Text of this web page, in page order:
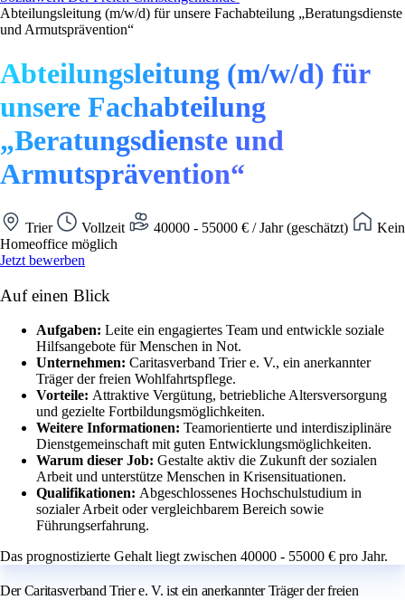
Abteilungsleitung (m/w/d) für unsere Fachabteilung „Beratungsdienste
und Armutsprävention“
Abteilungsleitung (m/w/d) für
unsere Fachabteilung
„Beratungsdienste und
Armutsprävention“
Trier Vollzeit 40000 - 55000 € / Jahr (geschätzt)
Kein
Homeoffice möglich
Jetzt bewerben
Auf einen Blick
Aufgaben: Leite ein engagiertes Team und entwickle soziale
Hilfsangebote für Menschen in Not.
Unternehmen: Caritasverband Trier e. V., ein anerkannter
Träger der freien Wohlfahrtspflege.
Vorteile: Attraktive Vergütung, betriebliche Altersversorgung
und gezielte Fortbildungsmöglichkeiten.
Weitere Informationen: Teamorientierte und interdisziplinäre
Dienstgemeinschaft mit guten Entwicklungsmöglichkeiten.
Warum dieser Job: Gestalte aktiv die Zukunft der sozialen
Arbeit und unterstütze Menschen in Krisensituationen.
Qualifikationen: Abgeschlossenes Hochschulstudium in
sozialer Arbeit oder vergleichbarem Bereich sowie
Führungserfahrung.
Das prognostizierte Gehalt liegt zwischen 40000 - 55000 € pro Jahr.
Der Caritasverband Trier e. V. ist ein anerkannter Träger der freien